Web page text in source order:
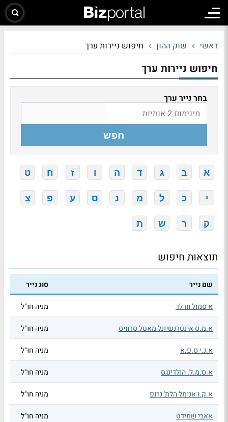
ראשי שוק ההון חיפוש ניירות ערך
חיפוש ניירות ערך
בחר נייר ערך
חפש
א ב ג ד ה ו ז ח ט
י כ ל מ נ ס ע פ צ
ק ר ש ת
תוצאות חיפוש
שם נייר סוג נייר
א סמול וורלד מניה חו"ל
א.מ.ס אינטרנשיונל מאטל סרוויס מניה חו"ל
א.נ.י ס.פ.א מניה חו"ל
א.ס.מ.ל. הולדינגס מניה חו"ל
א.ק.ו אנימל הלת' גרופ מניה חו"ל
אאבי שמידט מניה חו"ל